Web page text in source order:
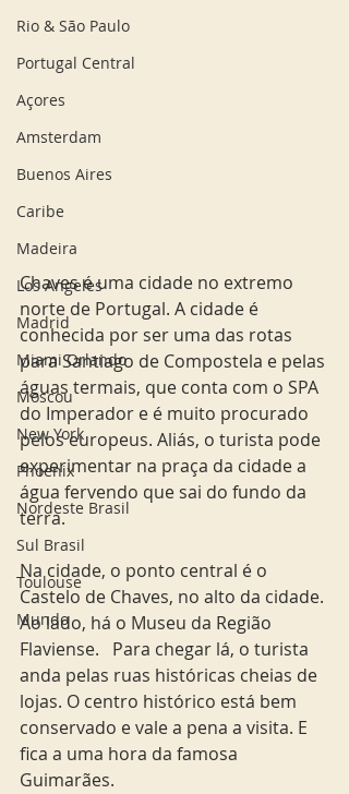
Rio & São Paulo
Portugal Central
Açores
Amsterdam
Buenos Aires
Caribe
Madeira
Los Angeles
Madrid
Miami Orlando
Moscou
New York
Phoenix
Nordeste Brasil
Sul Brasil
Toulouse
Mundo
Chaves é uma cidade no extremo
norte de Portugal. A cidade é
conhecida por ser uma das rotas
para Santiago de Compostela e pelas
águas termais, que conta com o SPA
do Imperador e é muito procurado
pelos europeus. Aliás, o turista pode
experimentar na praça da cidade a
água fervendo que sai do fundo da
terra.
Na cidade, o ponto central é o
Castelo de Chaves, no alto da cidade.
Ao lado, há o Museu da Região
Flaviense.   Para chegar lá, o turista
anda pelas ruas históricas cheias de
lojas. O centro histórico está bem
conservado e vale a pena a visita. E
fica a uma hora da famosa
Guimarães.